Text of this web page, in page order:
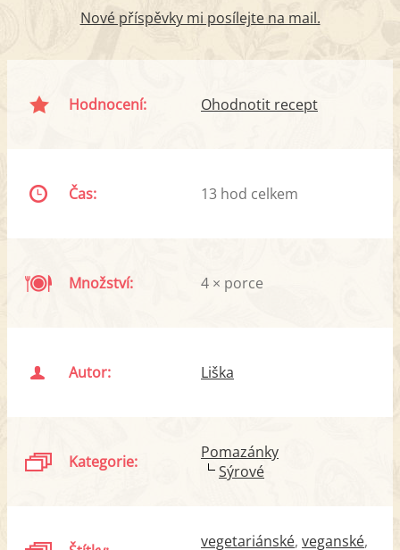
Nové příspěvky mi posílejte na mail.
Hodnocení: Ohodnotit recept
Čas: 13 hod celkem
Množství: 4 × porce
Autor: Liška
Kategorie:
Pomazánky
Sýrové
vegetariánské veganské